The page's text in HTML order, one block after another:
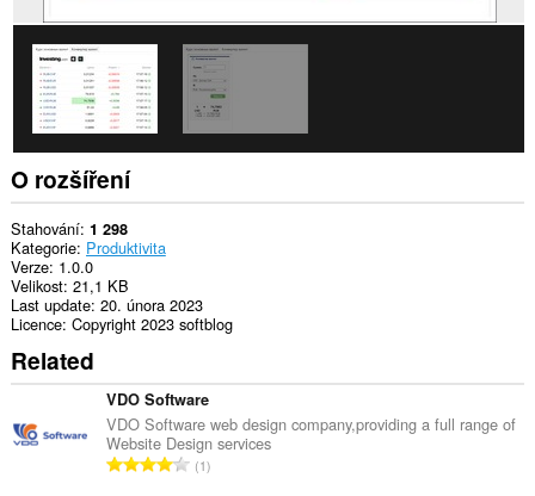
O rozšíření
Stahování 1 298
Kategorie Produktivita
Verze 1.0.0
Velikost 21,1 KB
Last update 20. února 2023
Licence Copyright 2023 softblog
Related
VDO Software
VDO Software web design company,providing a full range of
Website Design services
C1